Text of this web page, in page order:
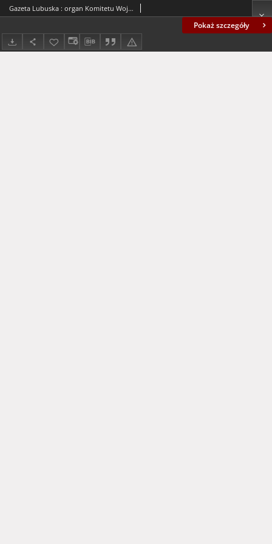
Pokaż szczegóły
Gazeta Lubuska : organ Komitetu Wojewódzkiego Polskiej Zjednoczonej Partii Robotniczej R. II Nr 139 (24 maja 1949). - Wyd. ABC